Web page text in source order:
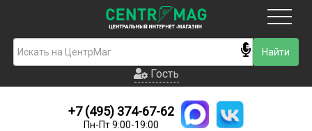
Гость
Новинки
Гость
+7 (495) 374-67-62
Пн-Пт 9:00-19:00